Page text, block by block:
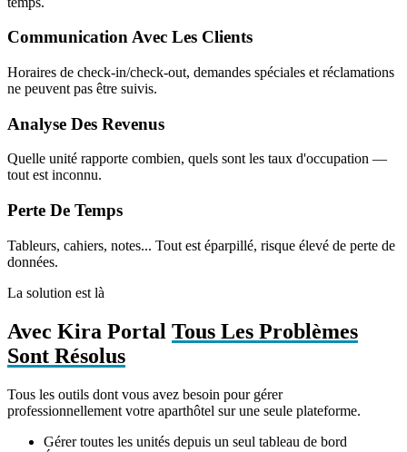
Communication Avec Les Clients
Horaires de check-in/check-out, demandes spéciales et réclamations
ne peuvent pas être suivis.
Analyse Des Revenus
Quelle unité rapporte combien, quels sont les taux d'occupation —
tout est inconnu.
Perte De Temps
Tableurs, cahiers, notes... Tout est éparpillé, risque élevé de perte de
données.
La solution est là
Avec Kira Portal Tous Les Problèmes
Sont Résolus
Tous les outils dont vous avez besoin pour gérer
professionnellement votre aparthôtel sur une seule plateforme.
Gérer toutes les unités depuis un seul tableau de bord